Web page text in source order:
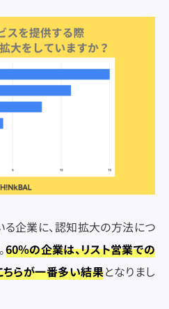
企業に、認知拡大の方法につ
60％の企業は、リスト営業での
ちらが一番多い結果となりまし